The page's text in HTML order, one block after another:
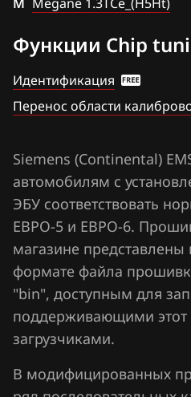
Brilliance
BYD
Cadillac
Changan
Chery
Chevrolet
Citroen
Dacia
Daewoo
DAF
Hitachi SH7253xx
Siemens EMS 3110
Siemens EMS 3125
Siemens EMS 3130
Siemens EMS 3132
Siemens EMS 3134
Siemens EMS 3140
Siemens EMS 3150
Siemens EMS 3160
Функции Chip
Идентификация
Перенос области
Siemens (Continental)
автомобилям с
ЭБУ соответствовать
ЕВРО-5 и ЕВРО-6.
магазине представлены
формате файла
"bin", доступным для
поддерживающими этот
загрузчиками.
В модифицированных